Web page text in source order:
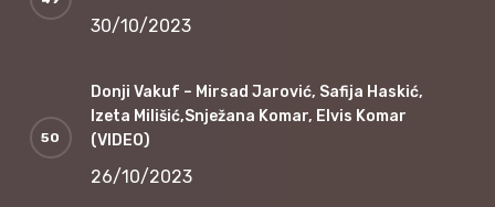
30/10/2023
Donji Vakuf – Mirsad Jarović, Safija Haskić,
Izeta Milišić,Snježana Komar, Elvis Komar
(VIDEO)
26/10/2023